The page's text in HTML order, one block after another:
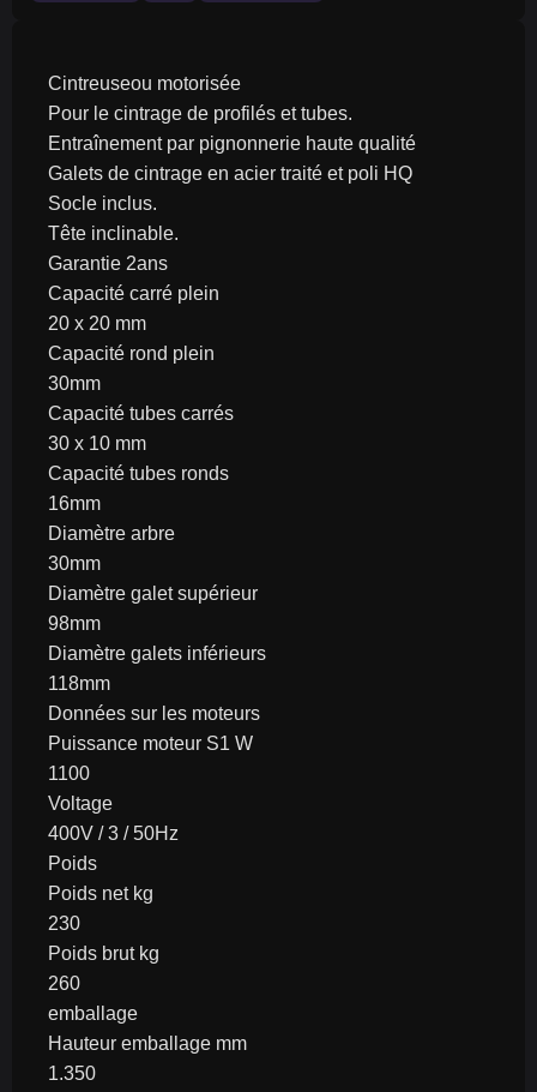
Cintreuseou motorisée
Pour le cintrage de profilés et tubes.
Entraînement par pignonnerie haute qualité
Galets de cintrage en acier traité et poli HQ
Socle inclus.
Tête inclinable.
Garantie 2ans
Capacité carré plein
20 x 20 mm
Capacité rond plein
30mm
Capacité tubes carrés
30 x 10 mm
Capacité tubes ronds
16mm
Diamètre arbre
30mm
Diamètre galet supérieur
98mm
Diamètre galets inférieurs
118mm
Données sur les moteurs
Puissance moteur S1 W
1100
Voltage
400V / 3 / 50Hz
Poids
Poids net kg
230
Poids brut kg
260
emballage
Hauteur emballage mm
1.350